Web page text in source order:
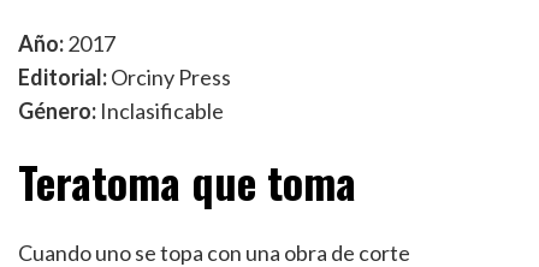
Año:2017
Editorial:Orciny Press
Género: Inclasificable
Teratoma que toma
Cuando uno se topa con una obra de corte